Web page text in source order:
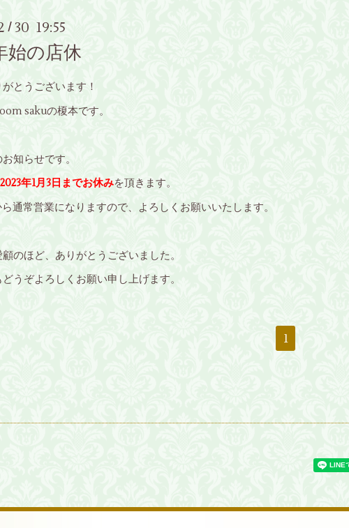
/ 30 19:55
始の店休
とうございます！
sakuの榎本です。
知らせです。
年1月3日までお休みを頂きます。
通常営業になりますので、よろしくお願いいたします。
のほど、ありがとうございました。
うぞよろしくお願い申し上げます。
1